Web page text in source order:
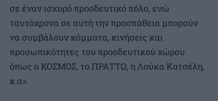
σε έναν ισχυρό προοδευτικό πόλο, ενώ
ταυτόχρονα σε αυτή την προσπάθεια μπορούν
να συμβάλουν κόμματα, κινήσεις και
προσωπικότητες του προοδευτικού χώρου
όπως ο ΚΟΣΜΟΣ, το ΠΡΑΤΤΩ, η Λούκα Κατσέλη,
κ.α».